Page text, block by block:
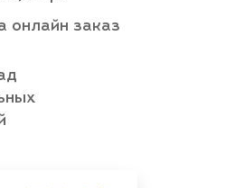
онлайн заказ